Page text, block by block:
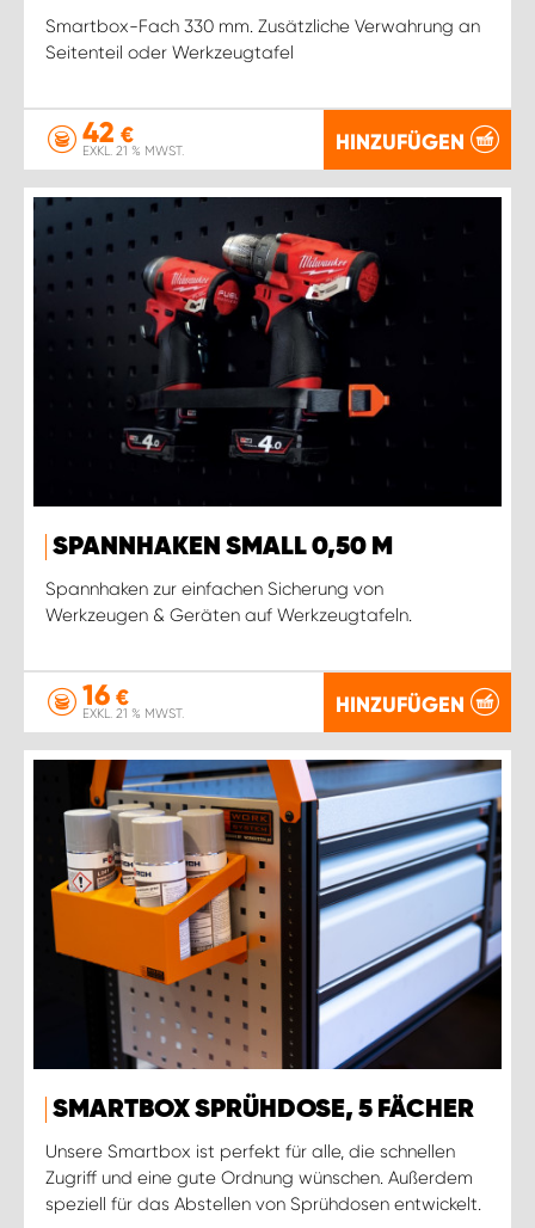
Smartbox-Fach 330 mm. Zusätzliche Verwahrung an
Seitenteil oder Werkzeugtafel
42 €
EXKL. 21 % MWST. HINZUFÜGEN
SPANNHAKEN SMALL 0,50 M
Spannhaken zur einfachen Sicherung von
Werkzeugen & Geräten auf Werkzeugtafeln.
16 €
EXKL. 21 % MWST. HINZUFÜGEN
SMARTBOX SPRÜHDOSE, 5 FÄCHER
Unsere Smartbox ist perfekt für alle, die schnellen
Zugriff und eine gute Ordnung wünschen. Außerdem
speziell für das Abstellen von Sprühdosen entwickelt.